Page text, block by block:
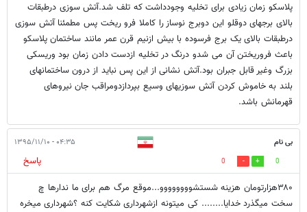
پلاسکو زمان زیادی برای تخلیه وجودداشت که تلف شد.آتش سوزی درطبقات
بالای برجهای دوقلو این دوبرج نوساز را کاملا فرو ریخت پس مطمئنا آتش سوزی
درطبقات بالای یک برج فرسوده با بیش ازنیم قرن عمر مانند ساختمان پلاسکو
باعث فروریختن آن می شدو درنگ در تخلیه ازدست دادن زمان بود وریسکی
بزرگ وغیر قابل جبران بود.آتش نشانی از این پس نباید از درون ساختمانهای
بلند به خاموش کردن آتش سوزیهای وسیع بپردازدومراقب جان نیروهای
قهرمانش باشد.
بی نام ۰۴:۳۵ - ۱۳۹۵/۱۱/۱۰
0
0
پاسخ
۳۸۰هزارتومان هزینه شستشوووووووو...موقع مرگ هم برای ما ندارها چ
سخت میگذرد خدایا........ کی میتونه ازشهرداری شکایت کنه ؟شهرداری میخره